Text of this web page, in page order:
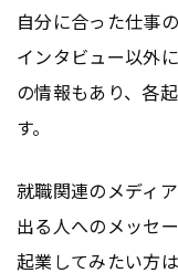
自分に合った仕事
インタビュー以外
の情報もあり、各
す。
就職関連のメディ
出る人へのメッセ
起業してみたい方